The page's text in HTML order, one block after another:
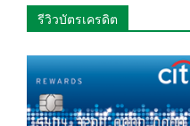
รีวิวบัตรเครดิต